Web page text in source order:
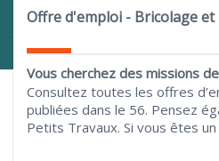
Offre d'emploi - Bricolage
Vous cherchez des missions
Consultez toutes les offres
publiées dans le 56. Pensez
Petits Travaux. Si vous êtes